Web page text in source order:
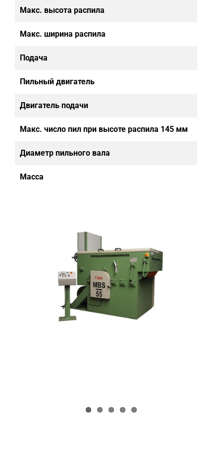
Макс. высота распила
Макс. ширина распила
Подача
Пильный двигатель
Двигатель подачи
Макс. число пил при высоте распила 145 мм
Диаметр пильного вала
Масса